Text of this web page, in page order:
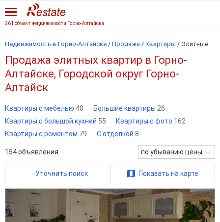
261 объект недвижимости Горно-Алтайска
Недвижимость в Горно-Алтайске / Продажа / Квартиры / Элитные
Продажа элитных квартир в Горно-
Алтайске, Городской округ Горно-
Алтайск
Квартиры с мебелью 40 Большие квартиры 26
Квартиры с большой кухней 55 Квартиры с фото 162
Квартиры с ремонтом 79 С отделкой 8
154объявления по убыванию цены
Уточнить поиск Показать на карте